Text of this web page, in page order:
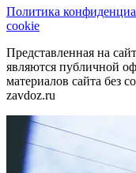
Политика
cookie
Представленная на
являются публичной
материалов сайта без
zavdoz.ru